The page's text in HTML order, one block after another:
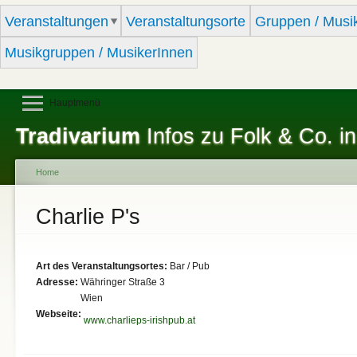
Veranstaltungen Veranstaltungsorte
Gruppen /
Musikgruppen / MusikerInnen
Tradivarium Infos zu Folk & Co.
Hauptmenü
You are here
Home
Charlie P's
Art des Veranstaltungsortes: Bar / Pub
Adresse: Währinger Straße 3
Wien
Webseite:
www.charlieps-irishpub.at